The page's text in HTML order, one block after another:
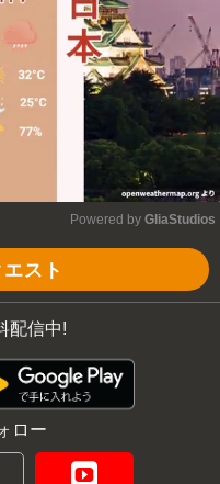
Powered by GliaStudios
スト
配信中!
ロー